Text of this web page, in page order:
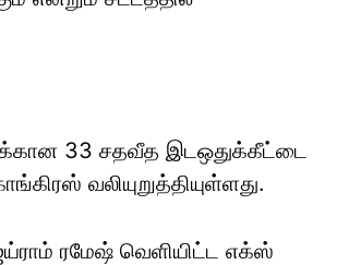
33 சதவீத இடஒதுக்கீட்டை
வலியுறுத்தியுள்ளது.
ரமேஷ் வெளியிட்ட எக்ஸ்